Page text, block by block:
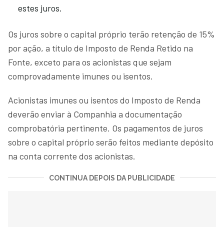
estes juros.
Os juros sobre o capital próprio terão retenção de 15%
por ação, a título de Imposto de Renda Retido na
Fonte, exceto para os acionistas que sejam
comprovadamente imunes ou isentos.
Acionistas imunes ou isentos do Imposto de Renda
deverão enviar à Companhia a documentação
comprobatória pertinente. Os pagamentos de juros
sobre o capital próprio serão feitos mediante depósito
na conta corrente dos acionistas.
CONTINUA DEPOIS DA PUBLICIDADE